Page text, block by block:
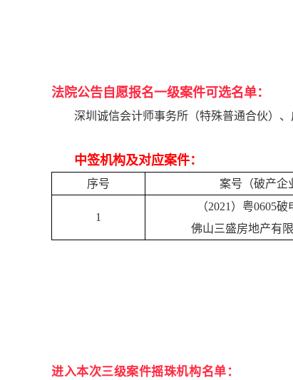
法院公告自愿报名一级案件可选名单：
深圳诚信会计师事务所（特殊普通合伙）
中签机构及对应案件：
序号 案号（破产企
1
（2021）粤0605
佛山三盛房地产有
进入本次三级案件摇珠机构名单：